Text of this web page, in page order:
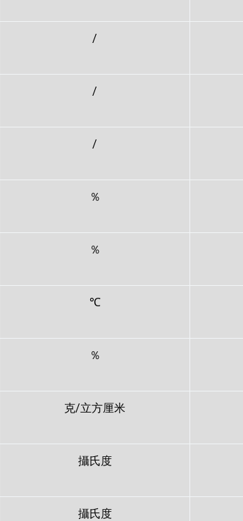
/
/
/
％
％
℃
％
克/立方厘米
攝氏度
攝氏度